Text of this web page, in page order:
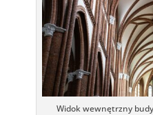
Widok wewnętrzny